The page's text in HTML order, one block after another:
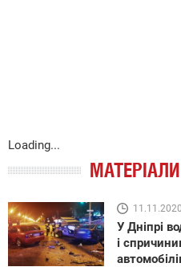
Loading...
У Дніпрі
і